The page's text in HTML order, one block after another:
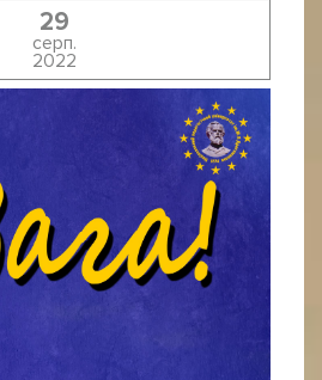
29
серп.
2022